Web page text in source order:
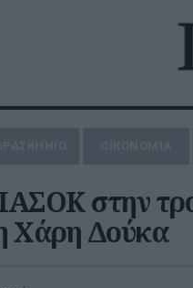
στην
Χάρη Δούκα